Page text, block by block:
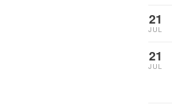
21
JUL
21
JUL